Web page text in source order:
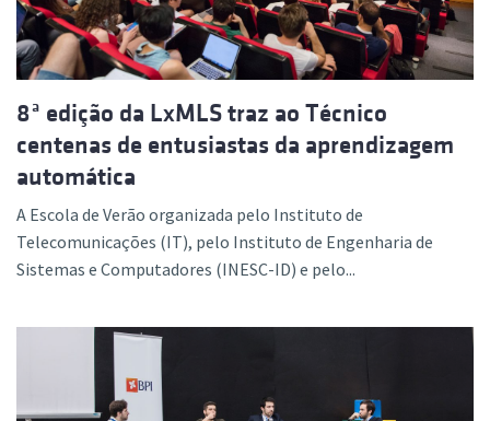
8ª edição da LxMLS traz ao Técnico
centenas de entusiastas da aprendizagem
automática
A Escola de Verão organizada pelo Instituto de
Telecomunicações (IT), pelo Instituto de Engenharia de
Sistemas e Computadores (INESC-ID) e pelo...